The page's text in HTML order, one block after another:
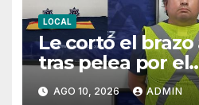
LOCAL
Le cortó el brazo
tras pelea por el
estacionamiento
AGO 10, 2026 ADMIN